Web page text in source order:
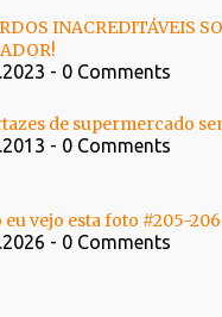
INACREDITÁVEIS
- 0 Comments
de supermercado
- 0 Comments
eu vejo esta foto #205-
- 0 Comments